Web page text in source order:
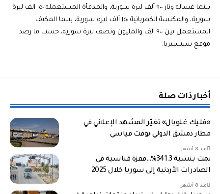
بينما غسالة وتار ٩٠٠ ألف ليرة سورية، والمدفأة المستعملة ١٥٠ الف ليرة
سورية، والمكنسة الكهربائية ١٥٠ ألف ليرة سورية، بينما المكيف
المستعمل بين ٩٠٠ الف والمليون ونصف ليرة سورية، حسب ما رصد
موقع سينسيريا.
أخبار ذات صلة
«فليك غلوبال» تغيّر المشهد الإعلاني في
مطار دمشق الدولي بوقت قياسي
منذ 8 أشهر
نمت بنسبة 341.3%…قفزة قياسية في
الصادرات الأردنية إلى سوريا خلال 2025
منذ 8 أشهر